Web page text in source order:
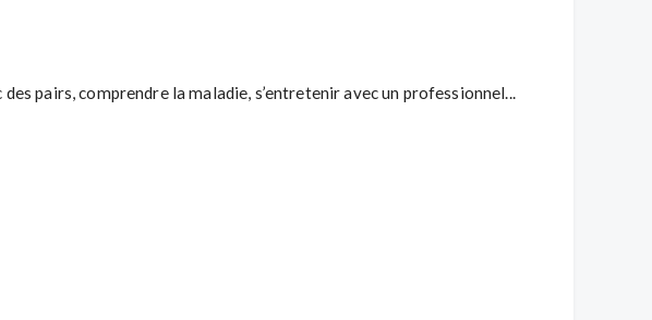
pairs, comprendre la maladie, s’entretenir avec un professionnel...